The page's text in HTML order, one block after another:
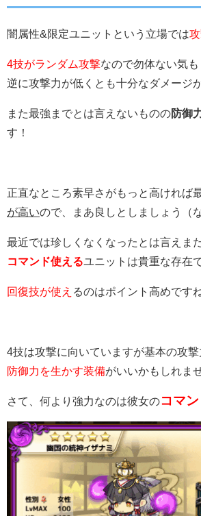
闇属性&限定ユニットという立場では
4技がランダム攻撃なので勿体ない気
逆に攻撃力が低くとも十分なダメージ
また最強までとは言えないものの防御
す！
正直なところ素早さがもっと高ければ
が高いので、まあ良しとしましょう（
最近では珍しくなくなったとは言えま
コマンド使える ユニットは貴重な存在
回復技が使え るのはポイント高めです
4技は攻撃に向いていますが基本の攻
防御力を生かす装備がいいかもしれま
さて、何より強力なのは彼女のコマ